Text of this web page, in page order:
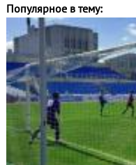
Популярное в тему: